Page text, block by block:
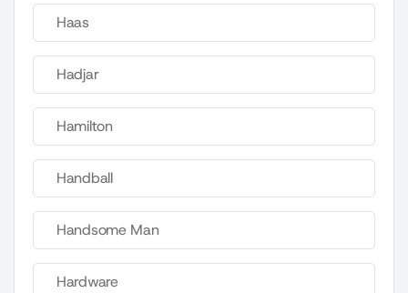
Haas
Hadjar
Hamilton
Handball
Handsome Man
Hardware